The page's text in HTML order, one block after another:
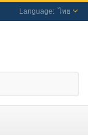
ไทย